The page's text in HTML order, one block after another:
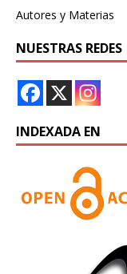
Autores y Materias
NUESTRAS REDES
INDEXADA EN